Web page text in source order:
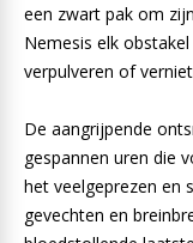
een zwart pak om
Nemesis elk
verpulveren of
De aangrijpende
gespannen uren die
het veelgeprezen en
gevechten en